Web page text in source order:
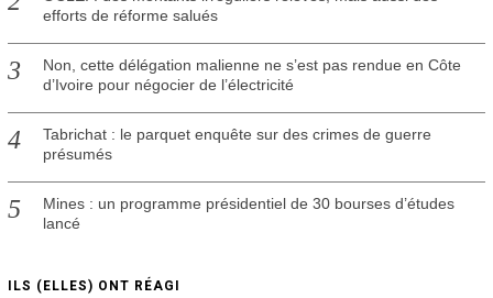
efforts de réforme salués
Non, cette délégation malienne ne s’est pas rendue en Côte
d’Ivoire pour négocier de l’électricité
Tabrichat : le parquet enquête sur des crimes de guerre
présumés
Mines : un programme présidentiel de 30 bourses d’études
lancé
ILS (ELLES) ONT RÉAGI